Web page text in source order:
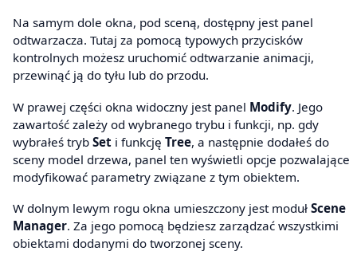
Na samym dole okna, pod sceną, dostępny jest panel
odtwarzacza. Tutaj za pomocą typowych przycisków
kontrolnych możesz uruchomić odtwarzanie animacji,
przewinąć ją do tyłu lub do przodu.
W prawej części okna widoczny jest panel Modify. Jego
zawartość zależy od wybranego trybu i funkcji, np. gdy
wybrałeś tryb Set i funkcję Tree, a następnie dodałeś do
sceny model drzewa, panel ten wyświetli opcje pozwalające
modyfikować parametry związane z tym obiektem.
W dolnym lewym rogu okna umieszczony jest moduł Scene
Manager. Za jego pomocą będziesz zarządzać wszystkimi
obiektami dodanymi do tworzonej sceny.